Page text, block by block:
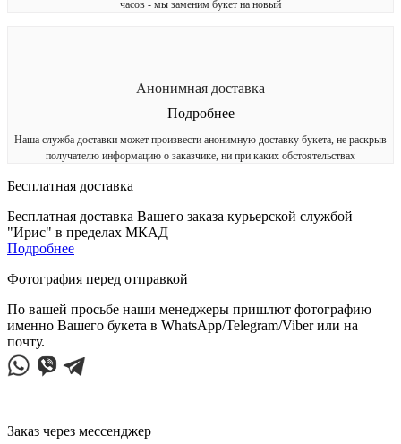
часов - мы заменим букет на новый
Анонимная доставка
Подробнее
Наша служба доставки может произвести анонимную доставку букета, не раскрыв
получателю информацию о заказчике, ни при каких обстоятельствах
Бесплатная доставка
Бесплатная доставка Вашего заказа курьерской службой
"Ирис" в пределах МКАД
Подробнее
Фотография перед отправкой
По вашей просьбе наши менеджеры пришлют фотографию
именно Вашего букета в WhatsApp/Telegram/Viber или на
почту.
Заказ через мессенджер